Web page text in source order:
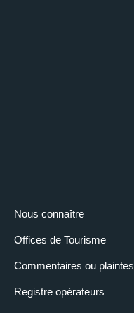
Nous connaître
Offices de Tourisme
Commentaires ou plaintes
Registre opérateurs